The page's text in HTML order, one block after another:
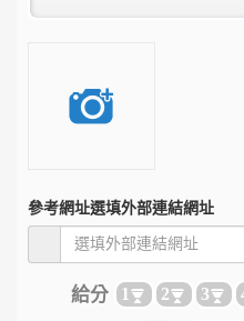
參考網址選填外部連結網址
給分 1 2 3